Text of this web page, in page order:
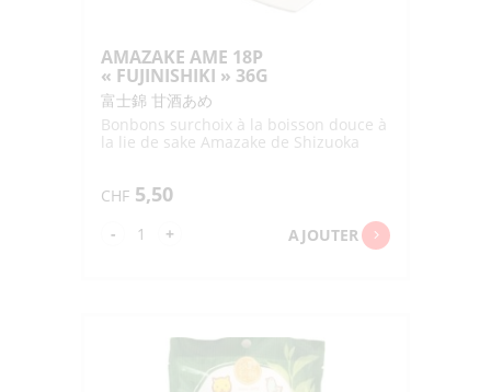
AMAZAKE AME 18P
« FUJINISHIKI » 36G
富士錦 甘酒あめ
Bonbons surchoix à la boisson douce à
la lie de sake Amazake de Shizuoka
CHF 5,50
-
quantité
"FUJINISHIKI"
+ AJOUTER